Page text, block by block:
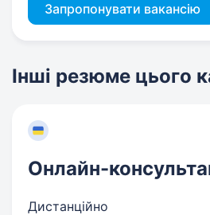
Запропонувати вакансію
Інші резюме цього
Онлайн-
Дистанційно